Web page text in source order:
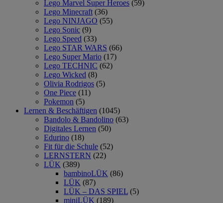
Lego Marvel Super Heroes (59)
Lego Minecraft (36)
Lego NINJAGO (55)
Lego Sonic (9)
Lego Speed (33)
Lego STAR WARS (66)
Lego Super Mario (17)
Lego TECHNIC (62)
Lego Wicked (8)
Olivia Rodrigos (5)
One Piece (11)
Pokemon (5)
Lernen & Beschäftigen (1045)
Bandolo & Bandolino (63)
Digitales Lernen (50)
Edurino (18)
Fit für die Schule (52)
LERNSTERN (22)
LÜK (389)
bambinoLÜK (86)
LÜK (87)
LÜK – DAS SPIEL (5)
miniLÜK (189)